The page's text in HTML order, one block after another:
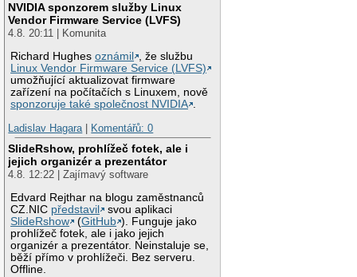
NVIDIA sponzorem služby Linux
Vendor Firmware Service (LVFS)
4.8. 20:11 | Komunita
Richard Hughesoznámil
, že službu
Linux Vendor Firmware Service (LVFS)
umožňující aktualizovat firmware
zařízení na počítačích s Linuxem, nově
sponzoruje také společnost NVIDIA .
Ladislav Hagara | Komentářů: 0
SlideRshow, prohlížeč fotek, ale i
jejich organizér a prezentátor
4.8. 12:22 | Zajímavý software
Edvard Rejthar na blogu zaměstnanců
CZ.NIC představil
svou aplikaci
SlideRshow
(GitHub ). Funguje jako
prohlížeč fotek, ale i jako jejich
organizér a prezentátor. Neinstaluje se,
běží přímo v prohlížeči. Bez serveru.
Offline.